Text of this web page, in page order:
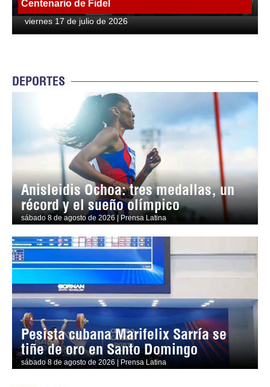
Centenario de Fidel
viernes 17 de julio de 2026
DEPORTES
Anisleidis Ochoa: tres medallas, un
récord y el sueño olímpico
sábado 8 de agosto de 2026 | Prensa Latina
Pesista cubana Marifelix Sarría se
tiñe de oro en Santo Domingo
sábado 8 de agosto de 2026 | Prensa Latina